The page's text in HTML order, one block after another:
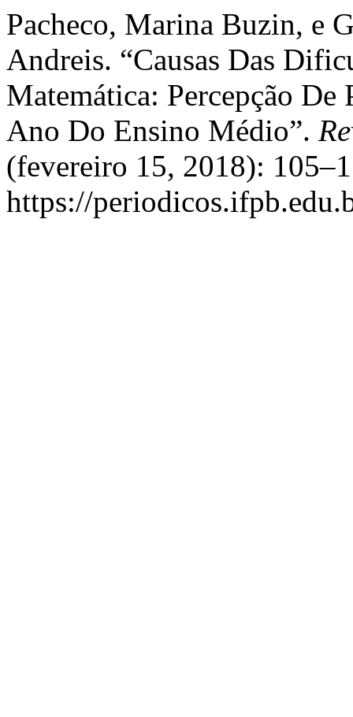
Pacheco, Marina Buzin, e
Andreis. “Causas Das
Matemática: Percepção De
Ano Do Ensino Médio”.
(fevereiro 15, 2018):
https://